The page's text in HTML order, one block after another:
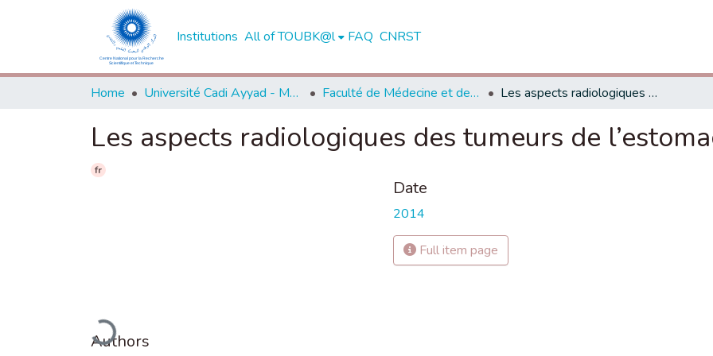
Institutions All of TOUBK@l FAQ CNRST
Home Université Cadi Ayyad - Marrakech Faculté de Médecine et de Pharmacie - Marrakech Les aspects radiologiques des tumeurs de l’estomac
Les aspects radiologiques des tumeurs de
fr
Loading...
Authors
Date
2014
Full item page